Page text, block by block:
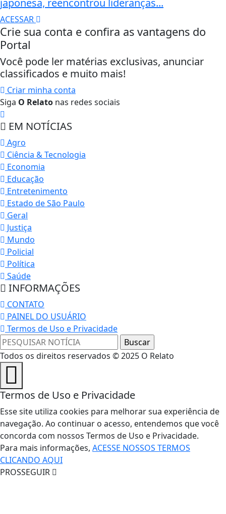
japonesa, reencontrou lideranças...
ACESSAR
Crie sua conta e confira as vantagens do
Portal
Você pode ler matérias exclusivas, anunciar
classificados e muito mais!
Criar minha conta
Siga O Relato nas redes sociais
EM NOTÍCIAS
Agro
Ciência & Tecnologia
Economia
Educação
Entretenimento
Estado de São Paulo
Geral
Justiça
Mundo
Policial
Política
Saúde
INFORMAÇÕES
CONTATO
PAINEL DO USUÁRIO
Termos de Uso e Privacidade
Todos os direitos reservados © 2025 O Relato
Termos de Uso e Privacidade
Esse site utiliza cookies para melhorar sua experiência de
navegação. Ao continuar o acesso, entendemos que você
concorda com nossos Termos de Uso e Privacidade.
Para mais informações, ACESSE NOSSOS TERMOS
CLICANDO AQUI
PROSSEGUIR